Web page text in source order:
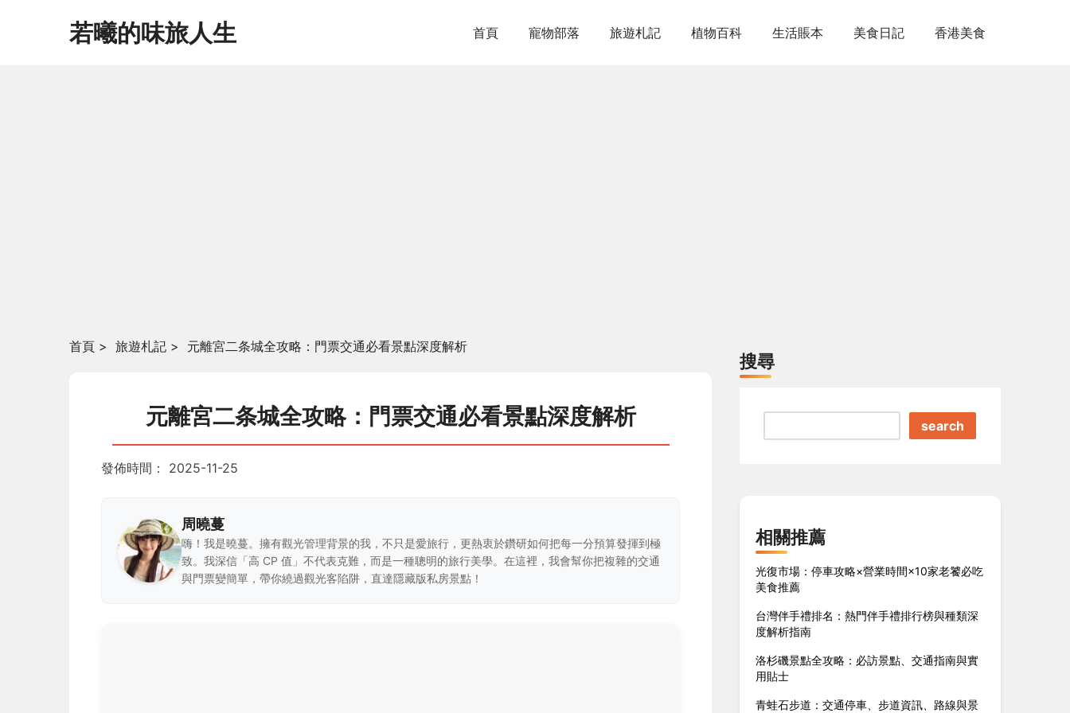
若曦的味旅人生 首頁 寵物部落 旅遊札記 植物百科 生活賬本 美食日記 香港美食
首頁 > 旅遊札記 > 元離宮二条城全攻略：門票交通必看景點深度解析
元離宮二条城全攻略：門票交通必看景點深度解析
發佈時間： 2025-11-25
周曉蔓
嗨！我是曉蔓。擁有觀光管理背景的我，不只是愛旅行，更熱衷於鑽研如何把每一分預算發揮到極
致。我深信「高 CP 值」不代表克難，而是一種聰明的旅行美學。在這裡，我會幫你把複雜的交通
與門票變簡單，帶你繞過觀光客陷阱，直達隱藏版私房景點！
搜尋
search
相關推薦
光復市場：停車攻略×營業時間×10家老饕必吃
美食推薦
台灣伴手禮排名：熱門伴手禮排行榜與種類深
度解析指南
洛杉磯景點全攻略：必訪景點、交通指南與實
用貼士
青蛙石步道：交通停車、步道資訊、路線與景